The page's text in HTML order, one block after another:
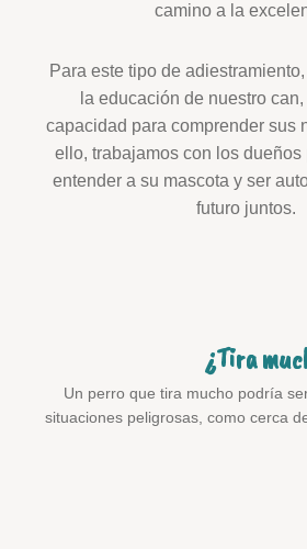
camino a la
Para este tipo de
la educación de nuestro
capacidad para comprender sus
ello, trabajamos con los dueños
entender a su mascota y ser
futuro juntos.
¿Tira
Un perro que tira mucho podría
situaciones peligrosas, como cerca